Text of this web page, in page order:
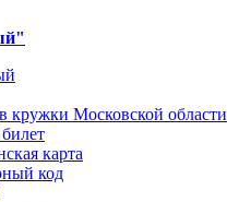
кружки Московской области
карта
код